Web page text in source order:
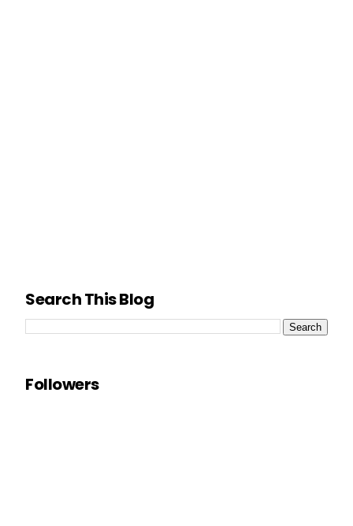
Search This Blog
Followers